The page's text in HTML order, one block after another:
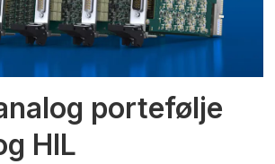
portefølje
HIL